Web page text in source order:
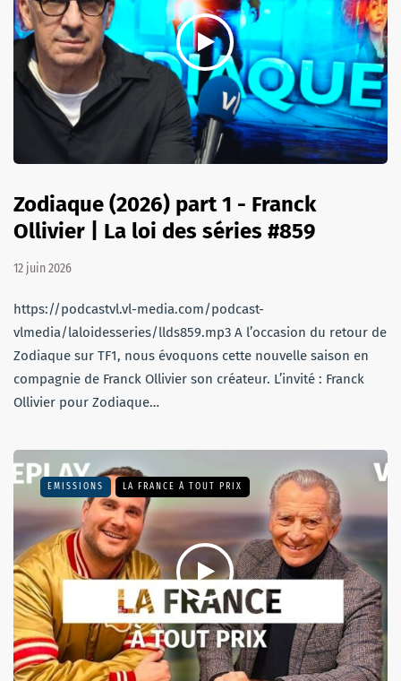
Zodiaque (2026) part 1 - Franck
Ollivier | La loi des séries #859
12 juin 2026
https://podcastvl.vl-media.com/podcast-
vlmedia/laloidesseries/llds859.mp3 A l’occasion du retour de
Zodiaque sur TF1, nous évoquons cette nouvelle saison en
compagnie de Franck Ollivier son créateur. L’invité : Franck
Ollivier pour Zodiaque…
EMISSIONS LA FRANCE À TOUT PRIX